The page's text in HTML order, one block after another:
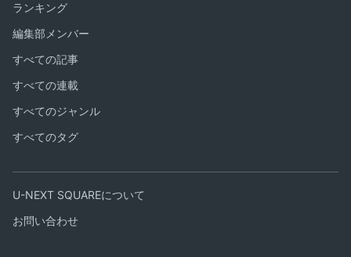
ランキング
編集部メンバー
すべての記事
すべての連載
すべてのジャンル
すべてのタグ
U-NEXT SQUAREについて
お問い合わせ